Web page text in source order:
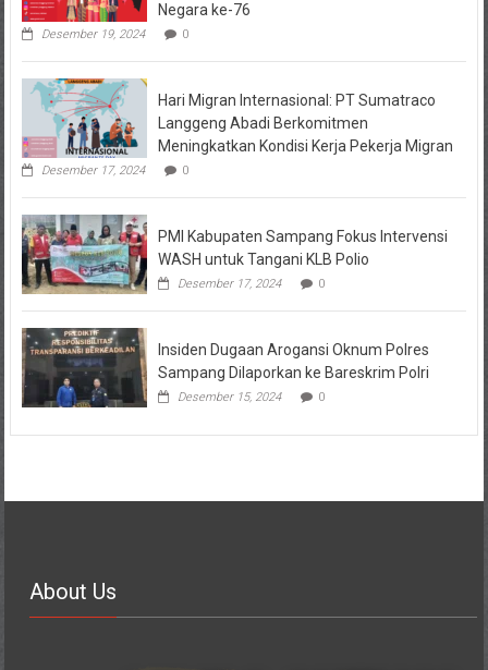
Negara ke-76
Desember 19, 2024 0
Hari Migran Internasional: PT Sumatraco
Langgeng Abadi Berkomitmen
Meningkatkan Kondisi Kerja Pekerja Migran
Desember 17, 2024 0
PMI Kabupaten Sampang Fokus Intervensi
WASH untuk Tangani KLB Polio
Desember 17, 2024 0
Insiden Dugaan Arogansi Oknum Polres
Sampang Dilaporkan ke Bareskrim Polri
Desember 15, 2024 0
About Us